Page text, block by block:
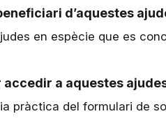
d’aquestes
en espècie que es
a aquestes
pràctica del formulari de